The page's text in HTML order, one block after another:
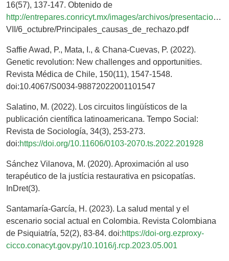
16(57), 137-147. Obtenido de
http://entrepares.conricyt.mx/images/archivos/presentaciones2015/Uxmal
VII/6_octubre/Principales_causas_de_rechazo.pdf
Saffie Awad, P., Mata, I., & Chana-Cuevas, P. (2022).
Genetic revolution: New challenges and opportunities.
Revista Médica de Chile, 150(11), 1547-1548.
doi:10.4067/S0034-98872022001101547
Salatino, M. (2022). Los circuitos lingüísticos de la
publicación científica latinoamericana. Tempo Social:
Revista de Sociología, 34(3), 253-273.
doi:https://doi.org/10.11606/0103-2070.ts.2022.201928
Sánchez Vilanova, M. (2020). Aproximación al uso
terapéutico de la justícia restaurativa en psicopatías.
InDret(3).
Santamaría-García, H. (2023). La salud mental y el
escenario social actual en Colombia. Revista Colombiana
de Psiquiatría, 52(2), 83-84. doi:https://doi-org.ezproxy-
cicco.conacyt.gov.py/10.1016/j.rcp.2023.05.001